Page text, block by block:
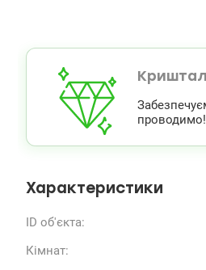
проводимо!
Характеристики
ID об'єкта:
Кімнат: